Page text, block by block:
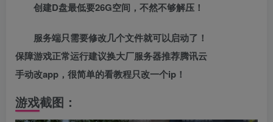
创建D盘最低要26G空间，不然不够解压！
服务端只需要修改几个文件就可以启动了！
保障游戏正常运行建议换大厂服务器推荐腾讯云
手动改app，很简单的看教程只改一个ip！
游戏截图：